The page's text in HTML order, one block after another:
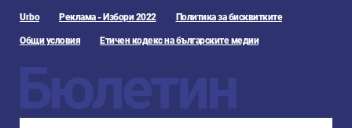
Urbo Реклама - Избори 2022 Политика за бисквитките
Общи условия Етичен кодекс на българските медии
Бюлетин